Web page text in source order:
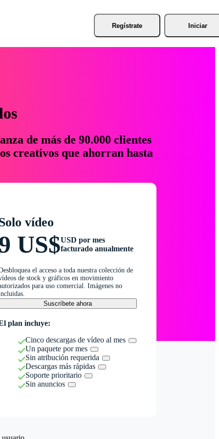
Regístrate Iniciar
de más de 90.000 clientes
creativos que ahorran hasta
vídeo
US$USD por mes
facturado anualmente
el acceso a toda nuestra colección de
de stock y gráficos en movimiento
para uso comercial. Imágenes no
Suscríbete ahora
plan incluye:
Cinco descargas de vídeo al mes
Un paquete por mes
Sin atribución requerida
Descargas más rápidas
Soporte prioritario
Sin anuncios